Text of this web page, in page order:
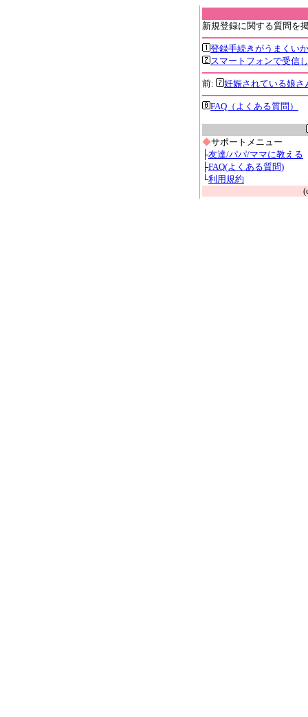
新規登録に関する質問を
登録手続きがうまくい
スマートフォンで受信
前: 妊娠されている娘さ
FAQ（よくある質問）
◆サポートメニュー
├友達/パパ/ママに教える
├FAQ(よくある質問)
└利用規約